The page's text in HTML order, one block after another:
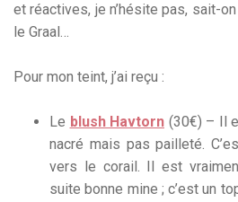
et réactives, je n’hésite pas, sait-
le Graal…
Pour mon teint, j’ai reçu :
Le blush Havtorn (30€) – Il
nacré mais pas pailleté.
vers le corail. Il est
suite bonne mine ; c’est un